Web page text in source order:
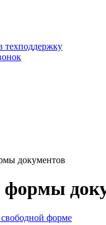
техподдержку
документов
свободной форме